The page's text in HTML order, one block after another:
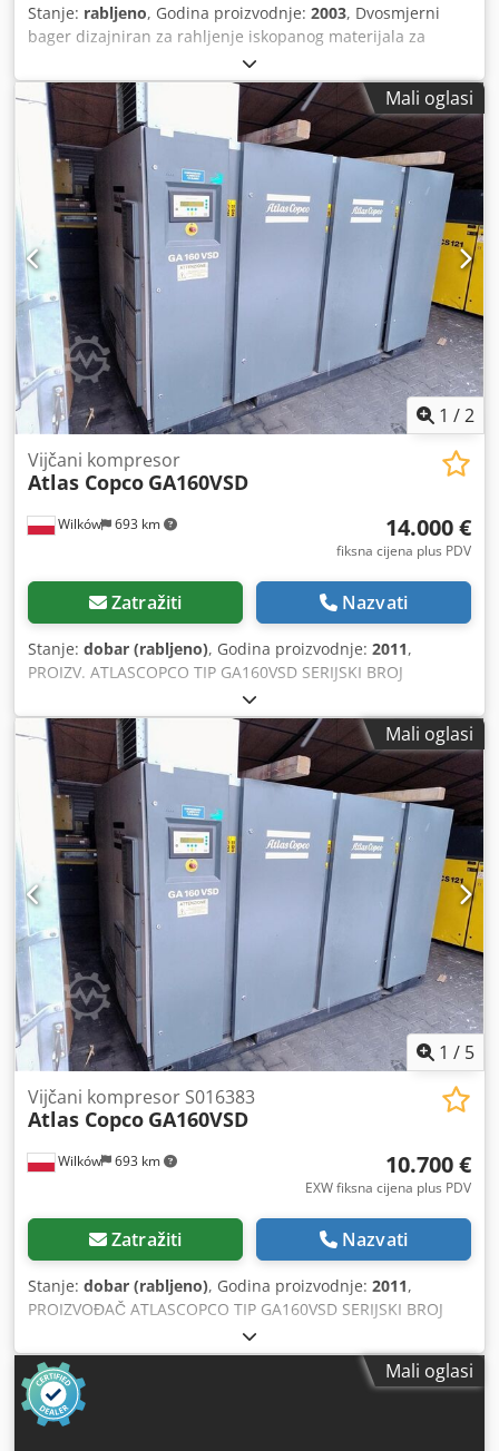
Stanje: rabljeno, Godina proizvodnje: 2003, Dvosmjerni
bager dizajniran za rahljenje iskopanog materijala za
skladištenje ili transport. Stroj se koristi u sljedećim
radovima: - na željezničkim i tramvajskim prugama -
održavanje i radovi uz prugu - zemljani i cestovni radovi
Credpfx Ajhutkfjqwsf Proizvođač: ATLAS Model: 1604 KZW
Godina proizvodnje: 2003 Masa praznog vozila: 22.000 kg
Dimenzije: 5,9x2,5 m, v: 3,0 m Snaga motora: 90 kW
Oprema: - klima uređaj - Webasto grijanje - tri puta
slomljena ruka - prednja i stražnja kuka - dodatni izlaz za
pneumatski čekić - kamera za vožnju unazad - četiri
hidraulička bočna oslonca - Upravljanje džojstikom
Tehničko stanje: rabljen, ispravan
Mali oglasi
1 /2
Wilków 693 km
Vijčani kompresor
Atlas Copco GA160VSD
14.000 €
fiksna cijena plus PDV
Zatražiti Nazvati
Stanje: dobar (rabljeno), Godina proizvodnje: 2011,
PROIZV. ATLASCOPCO TIP GA160VSD SERIJSKI BROJ
APF163595 Credjyn Efgepfx Aqwjf GODINA 2011 SNAGA
(kW) 186 KAPACITET (m3/min) 4,82-18,36 TLAK (bar) 10
Mali oglasi
1 / 5
Wilków 693 km
Vijčani kompresor S016383
Atlas Copco GA160VSD
10.700 €
EXW fiksna cijena plus PDV
Zatražiti Nazvati
Stanje: dobar (rabljeno), Godina proizvodnje: 2011,
PROIZVOĐAČ ATLASCOPCO TIP GA160VSD SERIJSKI BROJ
APF163595 GODINA 2011 SNAGA (kW) 186 KAPACITET
(m³/min) 4,82-18,36 Cedpfx Aqjygx U Sowerf TLAK (bar) 10
RADNI SATI (DOK/UKUPNO) FREKVENCIJSKI PRETVARAČ da
Mali oglasi